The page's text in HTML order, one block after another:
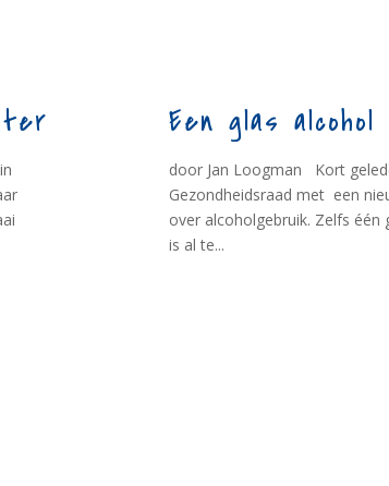
Een glas alcohol
door Jan Loogman Kort
Gezondheidsraad met een
over alcoholgebruik. Zelfs één
is al te...